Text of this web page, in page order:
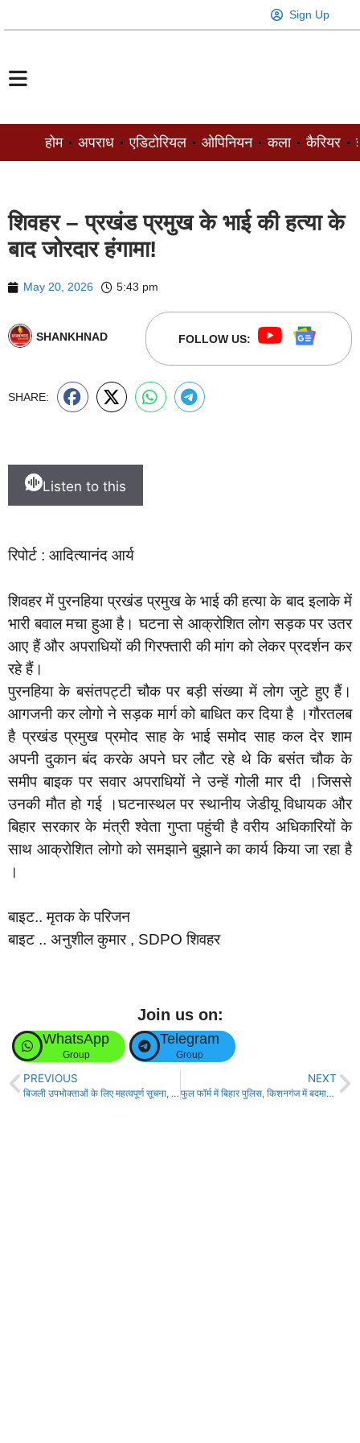
Sign Up
होम अपराध एडिटोरियल ओपिनियन कला कैरियर
शिवहर – प्रखंड प्रमुख के भाई की हत्या के
बाद जोरदार हंगामा!
May 20, 2026 5:43 pm
SHANKHNAD FOLLOW US:
SHARE:
Listen to this
रिपोर्ट : आदित्यानंद आर्य
शिवहर में पुरनहिया प्रखंड प्रमुख के भाई की हत्या के बाद इलाके में
भारी बवाल मचा हुआ है। घटना से आक्रोशित लोग सड़क पर उतर
आए हैं और अपराधियों की गिरफ्तारी की मांग को लेकर प्रदर्शन कर
रहे हैं।
पुरनहिया के बसंतपट्टी चौक पर बड़ी संख्या में लोग जुटे हुए हैं।
आगजनी कर लोगो ने सड़क मार्ग को बाधित कर दिया है ।गौरतलब
है प्रखंड प्रमुख प्रमोद साह के भाई समोद साह कल देर शाम
अपनी दुकान बंद करके अपने घर लौट रहे थे कि बसंत चौक के
समीप बाइक पर सवार अपराधियों ने उन्हें गोली मार दी ।जिससे
उनकी मौत हो गई ।घटनास्थल पर स्थानीय जेडीयू विधायक और
बिहार सरकार के मंत्री श्वेता गुप्ता पहुंची है वरीय अधिकारियों के
साथ आक्रोशित लोगो को समझाने बुझाने का कार्य किया जा रहा है
।
बाइट.. मृतक के परिजन
बाइट .. अनुशील कुमार , SDPO शिवहर
Join us on:
WhatsApp
Group
Telegram
Group
PREVIOUS
बिजली उपभोक्ताओं के लिए महत्वपूर्ण सूचना, 48 घंटे तक ऑनलाइन सेवाएं रहेंगी बाधित!
NEXT
फुल फॉर्म में बिहार पुलिस, किशनगंज में बदमाशों से मुठभेड़, एक बदमाश को लगी, गोली,गिरफ्तार,दो पदाधिकारी जख़्मी!